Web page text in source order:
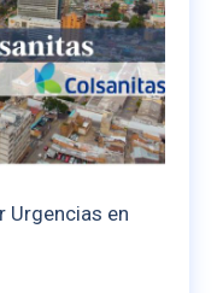
Urgencias en